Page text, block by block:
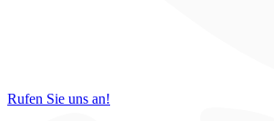
Rufen Sie uns an!